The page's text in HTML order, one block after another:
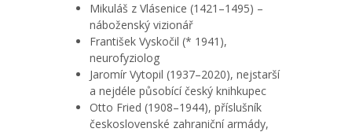
Mikuláš z Vlásenice (1421–1495) –
náboženský vizionář
František Vyskočil (* 1941),
neurofyziolog
Jaromír Vytopil (1937–2020), nejstarší
a nejdéle působící český knihkupec
Otto Fried (1908–1944), příslušník
československé zahraniční armády,